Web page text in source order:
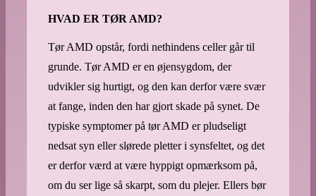
HVAD ER TØR AMD?
Tør AMD opstår, fordi nethindens celler går til
grunde. Tør AMD er en øjensygdom, der
udvikler sig hurtigt, og den kan derfor være svær
at fange, inden den har gjort skade på synet. De
typiske symptomer på tør AMD er pludseligt
nedsat syn eller slørede pletter i synsfeltet, og det
er derfor værd at være hyppigt opmærksom på,
om du ser lige så skarpt, som du plejer. Ellers bør